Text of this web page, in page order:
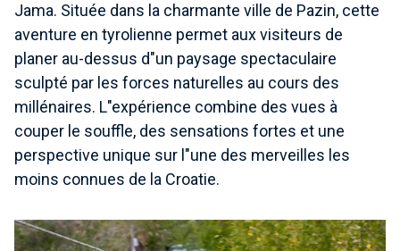
Jama. Située dans la charmante ville de Pazin, cette
aventure en tyrolienne permet aux visiteurs de
planer au-dessus d"un paysage spectaculaire
sculpté par les forces naturelles au cours des
millénaires. L"expérience combine des vues à
couper le souffle, des sensations fortes et une
perspective unique sur l"une des merveilles les
moins connues de la Croatie.